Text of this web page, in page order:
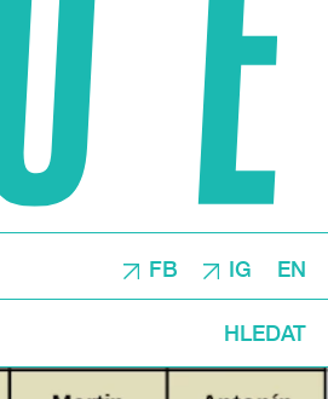
FB IG EN
HLEDAT